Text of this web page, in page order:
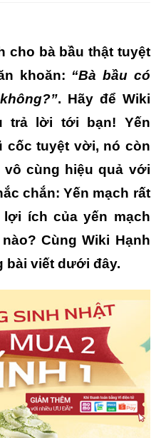
cho bà bầu thật tuyệt
khoăn: “Bà bầu có
. Hãy để Wiki
trả lời tới bạn! Yến
cốc tuyệt vời, nó còn
cùng hiệu quả với
chắn: Yến mạch rất
ích của yến mạch
Cùng Wiki Hạnh
bài viết dưới đây.